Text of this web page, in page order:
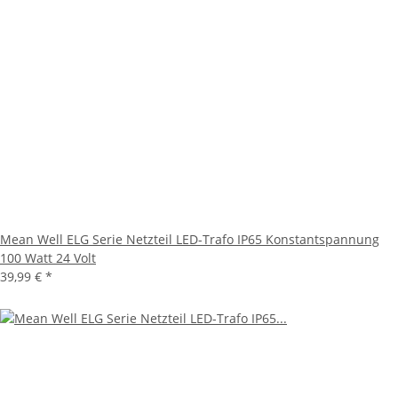
Mean Well ELG Serie Netzteil LED-Trafo IP65 Konstantspannung
100 Watt 24 Volt
39,99 € *